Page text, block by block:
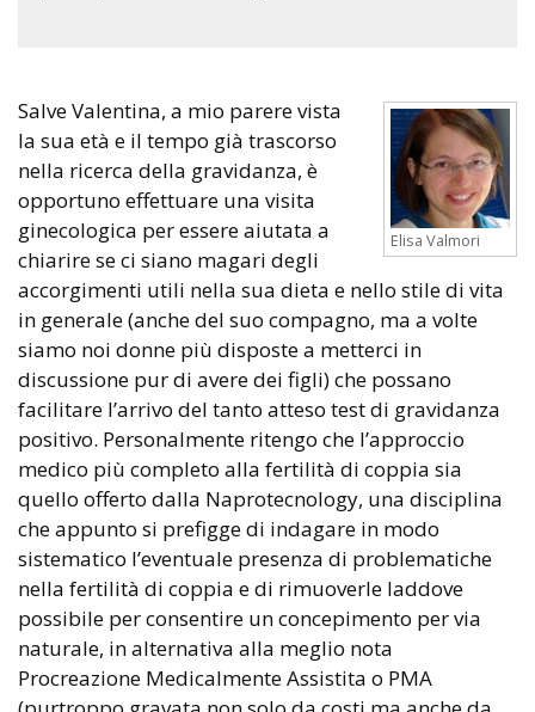
Elisa Valmori
Salve Valentina, a mio parere vista
la sua età e il tempo già trascorso
nella ricerca della gravidanza, è
opportuno effettuare una visita
ginecologica per essere aiutata a
chiarire se ci siano magari degli
accorgimenti utili nella sua dieta e nello stile di vita
in generale (anche del suo compagno, ma a volte
siamo noi donne più disposte a metterci in
discussione pur di avere dei figli) che possano
facilitare l’arrivo del tanto atteso test di gravidanza
positivo. Personalmente ritengo che l’approccio
medico più completo alla fertilità di coppia sia
quello offerto dalla Naprotecnology, una disciplina
che appunto si prefigge di indagare in modo
sistematico l’eventuale presenza di problematiche
nella fertilità di coppia e di rimuoverle laddove
possibile per consentire un concepimento per via
naturale, in alternativa alla meglio nota
Procreazione Medicalmente Assistita o PMA